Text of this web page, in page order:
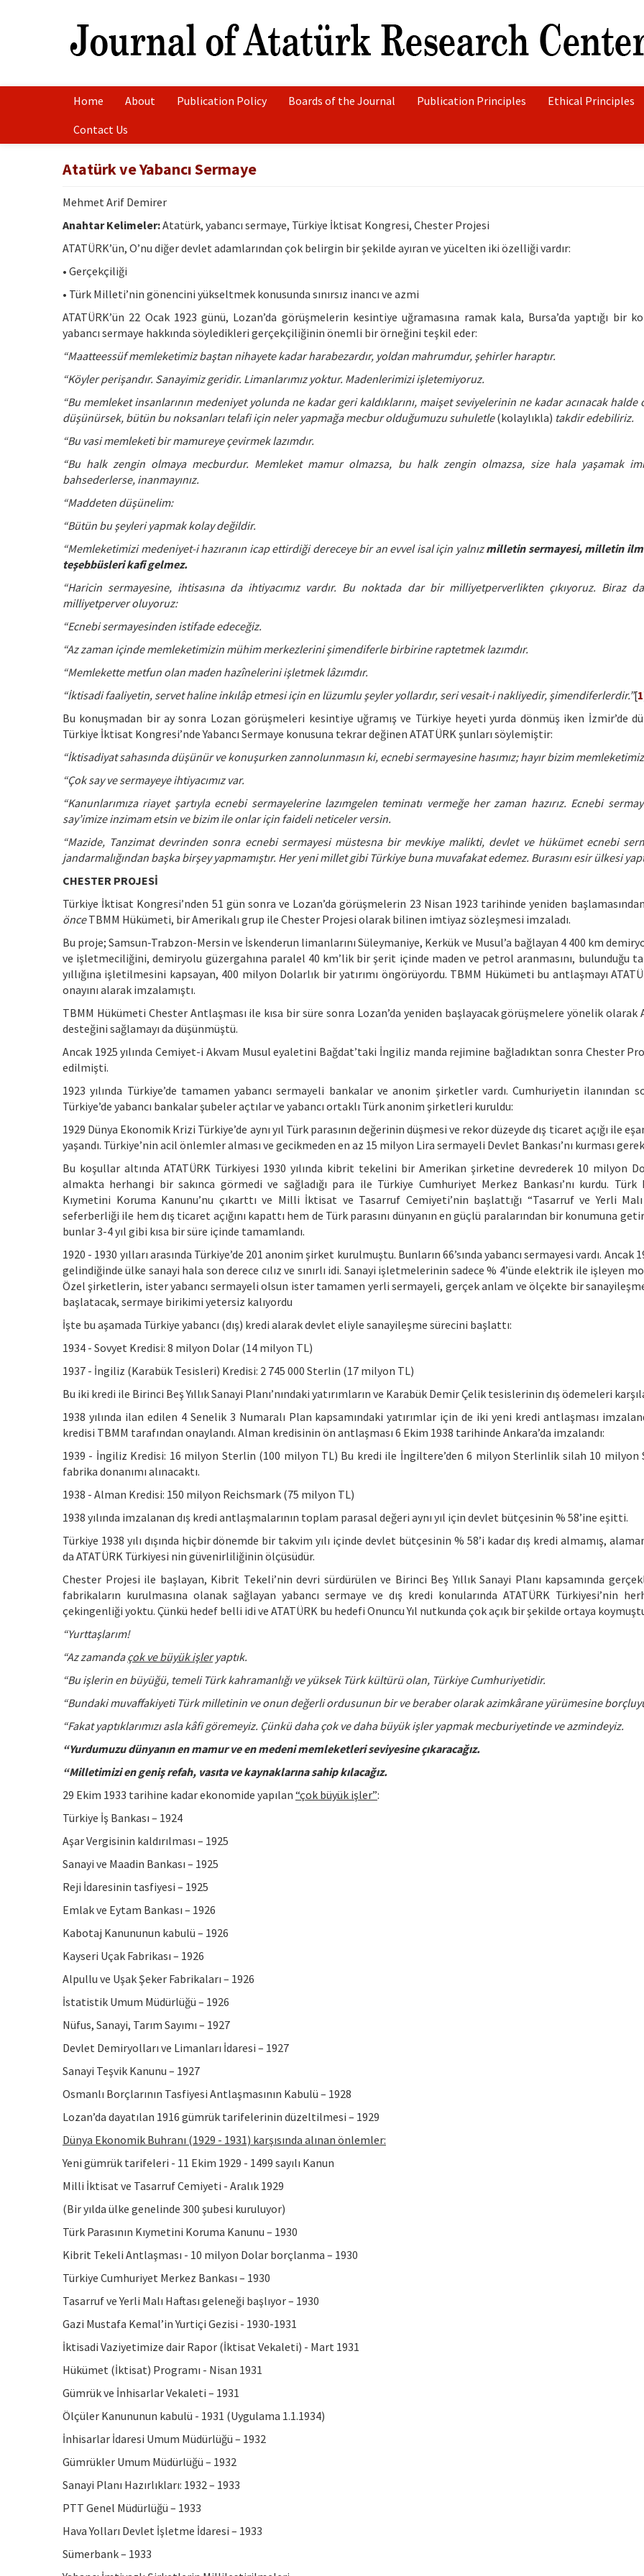
Home About Publication Policy Boards of the Journal Publication Principles Ethical Principles
Contact Us
Atatürk ve Yabancı Sermaye
Mehmet Arif Demirer
Anahtar Kelimeler:Atatürk, yabancı sermaye, Türkiye İktisat Kongresi, Chester Projesi
ATATÜRK’ün, O’nu diğer devlet adamlarından çok belirgin bir şekilde ayıran ve yücelten iki özelliği vardır:
• Gerçekçiliği
• Türk Milleti’nin gönencini yükseltmek konusunda sınırsız inancı ve azmi
ATATÜRK’ün 22 Ocak 1923 günü, Lozan’da görüşmelerin kesintiye uğramasına ramak kala, Bursa’da yaptığı bir
yabancı sermaye hakkında söyledikleri gerçekçiliğinin önemli bir örneğini teşkil eder:
“Maatteessüf memleketimiz baştan nihayete kadar harabezardır, yoldan mahrumdur, şehirler haraptır.
“Köyler perişandır. Sanayimiz geridir. Limanlarımız yoktur. Madenlerimizi işletemiyoruz.
“Bu memleket insanlarının medeniyet yolunda ne kadar geri kaldıklarını, maişet seviyelerinin ne kadar acınacak
düşünürsek, bütün bu noksanları telafi için neler yapmağa mecbur olduğumuzu suhuletle(kolaylıkla) takdir edebiliriz.
“Bu vasi memleketi bir mamureye çevirmek lazımdır.
“Bu halk zengin olmaya mecburdur. Memleket mamur olmazsa, bu halk zengin olmazsa, size hala yaşamak
bahsederlerse, inanmayınız.
“Maddeten düşünelim:
“Bütün bu şeyleri yapmak kolay değildir.
“Memleketimizi medeniyet-i hazıranın icap ettirdiği dereceye bir an evvel isal için yalnızmilletin sermayesi, milletin
teşebbüsleri kafi gelmez.
“Haricin sermayesine, ihtisasına da ihtiyacımız vardır. Bu noktada dar bir milliyetperverlikten çıkıyoruz. Biraz
milliyetperver oluyoruz:
“Ecnebi sermayesinden istifade edeceğiz.
“Az zaman içinde memleketimizin mühim merkezlerini şimendiferle birbirine raptetmek lazımdır.
“Memlekette metfun olan maden hazînelerini işletmek lâzımdır.
“İktisadi faaliyetin, servet haline inkılâp etmesi için en lüzumlu şeyler yollardır, seri vesait-i nakliyedir, şimendiferlerdir.”[1
Bu konuşmadan bir ay sonra Lozan görüşmeleri kesintiye uğramış ve Türkiye heyeti yurda dönmüş iken İzmir’de
Türkiye İktisat Kongresi’nde Yabancı Sermaye konusuna tekrar değinen ATATÜRK şunları söylemiştir:
“İktisadiyat sahasında düşünür ve konuşurken zannolunmasın ki, ecnebi sermayesine hasımız; hayır bizim memleketimiz
“Çok say ve sermayeye ihtiyacımız var.
“Kanunlarımıza riayet şartıyla ecnebi sermayelerine lazımgelen teminatı vermeğe her zaman hazırız. Ecnebi
say’imize inzimam etsin ve bizim ile onlar için faideli neticeler versin.
“Mazide, Tanzimat devrinden sonra ecnebi sermayesi müstesna bir mevkiye malikti, devlet ve hükümet ecnebi
jandarmalığından başka birşey yapmamıştır. Her yeni millet gibi Türkiye buna muvafakat edemez. Burasını esir ülkesi
CHESTER PROJESİ
Türkiye İktisat Kongresi’nden 51 gün sonra ve Lozan’da görüşmelerin 23 Nisan 1923 tarihinde yeniden
önceTBMM Hükümeti, bir Amerikalı grup ile Chester Projesi olarak bilinen imtiyaz sözleşmesi imzaladı.
Bu proje; Samsun-Trabzon-Mersin ve İskenderun limanlarını Süleymaniye, Kerkük ve Musul’a bağlayan 4 400 km
ve işletmeciliğini, demiryolu güzergahına paralel 40 km’lik bir şerit içinde maden ve petrol aranmasını, bulunduğu
yıllığına işletilmesini kapsayan, 400 milyon Dolarlık bir yatırımı öngörüyordu. TBMM Hükümeti bu antlaşmayı
onayını alarak imzalamıştı.
TBMM Hükümeti Chester Antlaşması ile kısa bir süre sonra Lozan’da yeniden başlayacak görüşmelere yönelik olarak
desteğini sağlamayı da düşünmüştü.
Ancak 1925 yılında Cemiyet-i Akvam Musul eyaletini Bağdat’taki İngiliz manda rejimine bağladıktan sonra Chester
edilmişti.
1923 yılında Türkiye’de tamamen yabancı sermayeli bankalar ve anonim şirketler vardı. Cumhuriyetin ilanından
Türkiye’de yabancı bankalar şubeler açtılar ve yabancı ortaklı Türk anonim şirketleri kuruldu:
1929 Dünya Ekonomik Krizi Türkiye’de aynı yıl Türk parasının değerinin düşmesi ve rekor düzeyde dış ticaret açığı ile
yaşandı. Türkiye’nin acil önlemler alması ve gecikmeden en az 15 milyon Lira sermayeli Devlet Bankası’nı kurması
Bu koşullar altında ATATÜRK Türkiyesi 1930 yılında kibrit tekelini bir Amerikan şirketine devrederek 10 milyon
almakta herhangi bir sakınca görmedi ve sağladığı para ile Türkiye Cumhuriyet Merkez Bankası’nı kurdu. Türk
Kıymetini Koruma Kanunu’nu çıkarttı ve Milli İktisat ve Tasarruf Cemiyeti’nin başlattığı “Tasarruf ve Yerli Malı
seferberliği ile hem dış ticaret açığını kapattı hem de Türk parasını dünyanın en güçlü paralarından bir konumuna
bunlar 3-4 yıl gibi kısa bir süre içinde tamamlandı.
1920 - 1930 yılları arasında Türkiye’de 201 anonim şirket kurulmuştu. Bunların 66’sında yabancı sermayesi vardı. Ancak
gelindiğinde ülke sanayi hala son derece cılız ve sınırlı idi. Sanayi işletmelerinin sadece % 4’ünde elektrik ile işleyen
Özel şirketlerin, ister yabancı sermayeli olsun ister tamamen yerli sermayeli, gerçek anlam ve ölçekte bir
başlatacak, sermaye birikimi yetersiz kalıyordu
İşte bu aşamada Türkiye yabancı (dış) kredi alarak devlet eliyle sanayileşme sürecini başlattı:
1934 - Sovyet Kredisi: 8 milyon Dolar (14 milyon TL)
1937 - İngiliz (Karabük Tesisleri) Kredisi: 2 745 000 Sterlin (17 milyon TL)
Bu iki kredi ile Birinci Beş Yıllık Sanayi Planı’nındaki yatırımların ve Karabük Demir Çelik tesislerinin dış ödemeleri
1938 yılında ilan edilen 4 Senelik 3 Numaralı Plan kapsamındaki yatırımlar için de iki yeni kredi antlaşması
kredisi TBMM tarafından onaylandı. Alman kredisinin ön antlaşması 6 Ekim 1938 tarihinde Ankara’da imzalandı:
1939 - İngiliz Kredisi: 16 milyon Sterlin (100 milyon TL) Bu kredi ile İngiltere’den 6 milyon Sterlinlik silah 10
fabrika donanımı alınacaktı.
1938 - Alman Kredisi: 150 milyon Reichsmark (75 milyon TL)
1938 yılında imzalanan dış kredi antlaşmalarının toplam parasal değeri aynı yıl için devlet bütçesinin % 58’ine eşitti.
Türkiye 1938 yılı dışında hiçbir dönemde bir takvim yılı içinde devlet bütçesinin % 58’i kadar dış kredi almamış,
da ATATÜRK Türkiyesi nin güvenirliliğinin ölçüsüdür.
Chester Projesi ile başlayan, Kibrit Tekeli’nin devri sürdürülen ve Birinci Beş Yıllık Sanayi Planı kapsamında
fabrikaların kurulmasına olanak sağlayan yabancı sermaye ve dış kredi konularında ATATÜRK Türkiyesi’nin
çekingenliği yoktu. Çünkü hedef belli idi ve ATATÜRK bu hedefi Onuncu Yıl nutkunda çok açık bir şekilde ortaya
“Yurttaşlarım!
“Az zamandaçok ve büyük işleryaptık.
“Bu işlerin en büyüğü, temeli Türk kahramanlığı ve yüksek Türk kültürü olan, Türkiye Cumhuriyetidir.
“Bundaki muvaffakiyeti Türk milletinin ve onun değerli ordusunun bir ve beraber olarak azimkârane yürümesine
“Fakat yaptıklarımızı asla kâfi göremeyiz. Çünkü daha çok ve daha büyük işler yapmak mecburiyetinde ve azmindeyiz.
“Yurdumuzu dünyanın en mamur ve en medeni memleketleri seviyesine çıkaracağız.
“Milletimizi en geniş refah, vasıta ve kaynaklarına sahip kılacağız.
29 Ekim 1933 tarihine kadar ekonomide yapılan “çok büyük işler”:
Türkiye İş Bankası – 1924
Aşar Vergisinin kaldırılması – 1925
Sanayi ve Maadin Bankası – 1925
Reji İdaresinin tasfiyesi – 1925
Emlak ve Eytam Bankası – 1926
Kabotaj Kanununun kabulü – 1926
Kayseri Uçak Fabrikası – 1926
Alpullu ve Uşak Şeker Fabrikaları – 1926
İstatistik Umum Müdürlüğü – 1926
Nüfus, Sanayi, Tarım Sayımı – 1927
Devlet Demiryolları ve Limanları İdaresi – 1927
Sanayi Teşvik Kanunu – 1927
Osmanlı Borçlarının Tasfiyesi Antlaşmasının Kabulü – 1928
Lozan’da dayatılan 1916 gümrük tarifelerinin düzeltilmesi – 1929
Dünya Ekonomik Buhranı (1929 - 1931) karşısında alınan önlemler:
Yeni gümrük tarifeleri - 11 Ekim 1929 - 1499 sayılı Kanun
Milli İktisat ve Tasarruf Cemiyeti - Aralık 1929
(Bir yılda ülke genelinde 300 şubesi kuruluyor)
Türk Parasının Kıymetini Koruma Kanunu – 1930
Kibrit Tekeli Antlaşması - 10 milyon Dolar borçlanma – 1930
Türkiye Cumhuriyet Merkez Bankası – 1930
Tasarruf ve Yerli Malı Haftası geleneği başlıyor – 1930
Gazi Mustafa Kemal’in Yurtiçi Gezisi - 1930-1931
İktisadi Vaziyetimize dair Rapor (İktisat Vekaleti) - Mart 1931
Hükümet (İktisat) Programı - Nisan 1931
Gümrük ve İnhisarlar Vekaleti – 1931
Ölçüler Kanununun kabulü - 1931 (Uygulama 1.1.1934)
İnhisarlar İdaresi Umum Müdürlüğü – 1932
Gümrükler Umum Müdürlüğü – 1932
Sanayi Planı Hazırlıkları: 1932 – 1933
PTT Genel Müdürlüğü – 1933
Hava Yolları Devlet İşletme İdaresi – 1933
Sümerbank – 1933